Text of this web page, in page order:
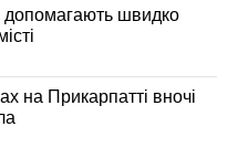
допомагають швидко
на Прикарпатті вночі